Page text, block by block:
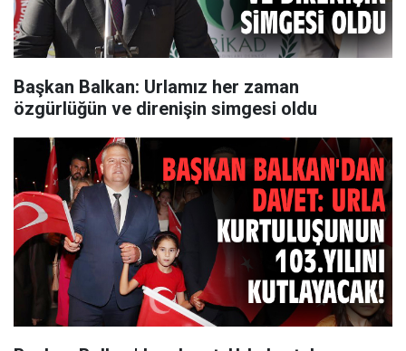
Başkan Balkan: Urlamız her zaman
özgürlüğün ve direnişin simgesi oldu